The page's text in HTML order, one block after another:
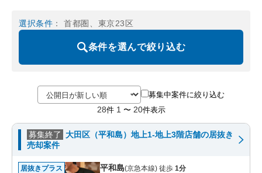
選択条件 ： 首都圏、東京23区
条件を選んで絞り込む
募集中案件に絞り込む
28件 1 〜 20件表示
募集終了
大田区（平和島）地上1-地上3階店舗の居抜き
売却案件
居抜きプラス 平和島(京急本線) 徒歩 1分